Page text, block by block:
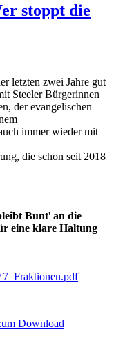
stoppt die
letzten zwei Jahre gut
Steeler Bürgerinnen
der evangelischen
immer wieder mit
die schon seit 2018
Bunt' an die
eine klare Haltung
Download